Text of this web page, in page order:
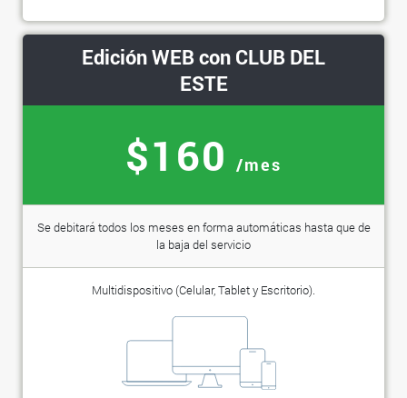
Edición WEB con CLUB DEL
ESTE
$160 /mes
Se debitará todos los meses en forma automáticas hasta que de
la baja del servicio
Multidispositivo (Celular, Tablet y Escritorio).